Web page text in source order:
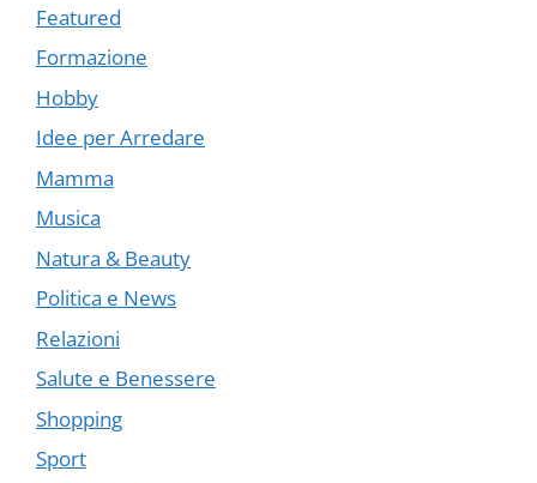
Featured
Formazione
Hobby
Idee per Arredare
Mamma
Musica
Natura & Beauty
Politica e News
Relazioni
Salute e Benessere
Shopping
Sport